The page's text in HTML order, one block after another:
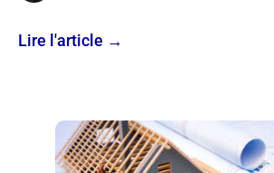
Lire l'article →